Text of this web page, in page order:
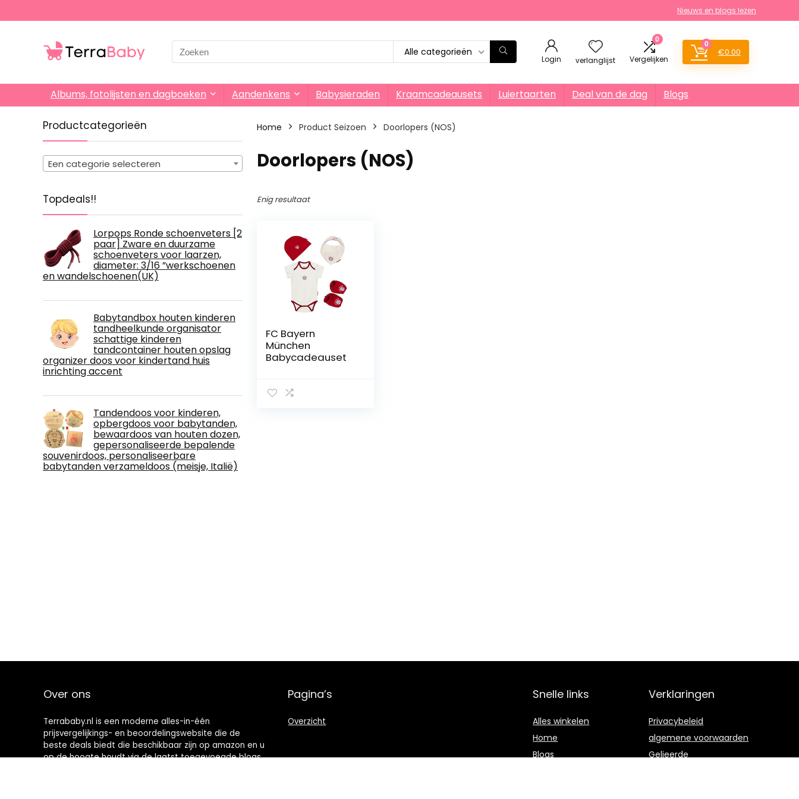
Nieuws en blogs lezen
Search
for:
Alle categorieën
Login verlanglijst
0
Vergelijken
0
€0.00
Albums, fotolijsten en dagboeken Aandenkens Babysieraden Kraamcadeausets Luiertaarten Deal van de dag Blogs
Productcategorieën
Een categorie selecteren
Topdeals!!
Lorpops Ronde schoenveters [2
paar] Zware en duurzame
schoenveters voor laarzen,
diameter: 3/16 ”werkschoenen
en wandelschoenen(UK)
Babytandbox houten kinderen
tandheelkunde organisator
schattige kinderen
tandcontainer houten opslag
organizer doos voor kindertand huis
inrichting accent
Tandendoos voor kinderen,
opbergdoos voor babytanden,
bewaardoos van houten dozen,
gepersonaliseerde bepalende
souvenirdoos, personaliseerbare
babytanden verzameldoos (meisje, Italië)
Home Product Seizoen ‎Doorlopers (NOS)
‎Doorlopers (NOS)
Enig resultaat
FC Bayern
München
Babycadeauset
Over ons
Terrababy.nl is een moderne alles-in-één
prijsvergelijkings- en beoordelingswebsite die de
beste deals biedt die beschikbaar zijn op amazon en u
op de hoogte houdt via de laatst toegevoegde blogs.
Pagina’s
Overzicht
Snelle links
Alles winkelen
Home
Blogs
Verklaringen
Privacybeleid
algemene voorwaarden
Gelieerde